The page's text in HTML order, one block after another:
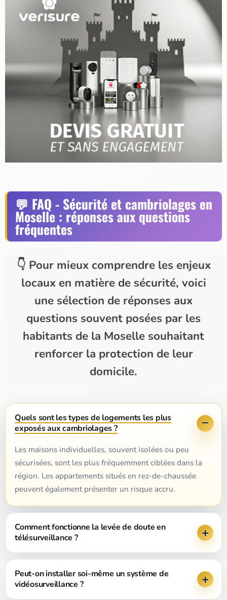
FAQ - Sécurité et cambriolages en
Moselle : réponses aux questions
fréquentes
Pour mieux comprendre les enjeux
locaux en matière de sécurité, voici
une sélection de réponses aux
questions souvent posées par les
habitants de la Moselle souhaitant
renforcer la protection de leur
domicile.
Quels sont les types de logements les plus
exposés aux cambriolages ?
Les maisons individuelles, souvent isolées ou peu
sécurisées, sont les plus fréquemment ciblées dans la
région. Les appartements situés en rez-de-chaussée
peuvent également présenter un risque accru.
Comment fonctionne la levée de doute en
télésurveillance ?
Peut-on installer soi-même un système de
vidéosurveillance ?